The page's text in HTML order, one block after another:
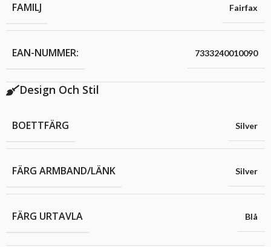
FAMILJ Fairfax
EAN-NUMMER: 7333240010090
Design Och Stil
BOETTFÄRG Silver
FÄRG ARMBAND/LÄNK Silver
FÄRG URTAVLA Blå